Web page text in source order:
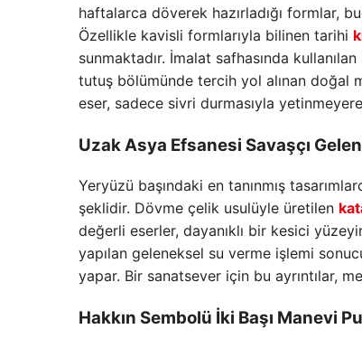
haftalarca döverek hazırladığı formlar,
Özellikle kavisli formlarıyla bilinen tarihi
sunmaktadır. İmalat safhasında
tutuş bölümünde tercih yol alınan doğal
eser, sadece sivri durmasıyla
Uzak Asya Efsanesi Savaşçı
Yeryüzü başındaki en tanınmış
şeklidir. Dövme çelik usulüyle üretilen
değerli eserler, dayanıklı bir kesici
yapılan geleneksel su verme işlemi
yapar. Bir sanatsever için bu ayrıntılar,
Hakkın Sembolü İki Başı Manevi